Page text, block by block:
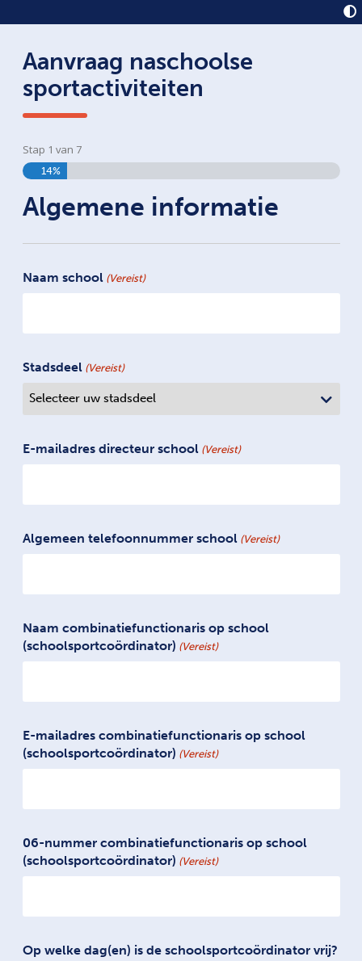
Aanvraag naschoolse
sportactiviteiten
Stap 1 van 7
14%
Algemene informatie
Naam school (Vereist)
Stadsdeel (Vereist)
E-mailadres directeur school (Vereist)
Algemeen telefoonnummer school (Vereist)
Naam combinatiefunctionaris op school
(schoolsportcoördinator) (Vereist)
E-mailadres combinatiefunctionaris op school
(schoolsportcoördinator) (Vereist)
06-nummer combinatiefunctionaris op school
(schoolsportcoördinator) (Vereist)
Op welke dag(en) is de schoolsportcoördinator vrij?